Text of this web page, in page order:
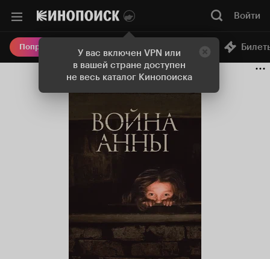
У вас включен VPN или
в вашей стране доступен
не весь каталог Кинопоиска
Войти
Попробовать Плюс Онлайн-кинотеатр